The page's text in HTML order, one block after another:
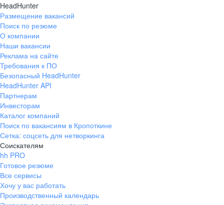
HeadHunter
Размещение вакансий
Поиск по резюме
О компании
Наши вакансии
Реклама на сайте
Требования к ПО
Безопасный HeadHunter
HeadHunter API
Партнерам
Инвесторам
Каталог компаний
Поиск по вакансиям в Кропоткине
Сетка: соцсеть для нетворкинга
Соискателям
hh PRO
Готовое резюме
Все сервисы
Хочу у вас работать
Производственный календарь